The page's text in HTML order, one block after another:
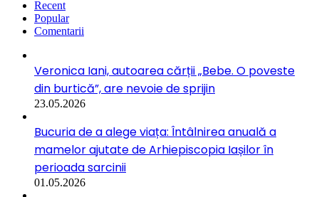
Recent
Popular
Comentarii
Veronica Iani, autoarea cărții „Bebe. O poveste
din burtică”, are nevoie de sprijin
23.05.2026
Bucuria de a alege viața: Întâlnirea anuală a
mamelor ajutate de Arhiepiscopia Iașilor în
perioada sarcinii
01.05.2026